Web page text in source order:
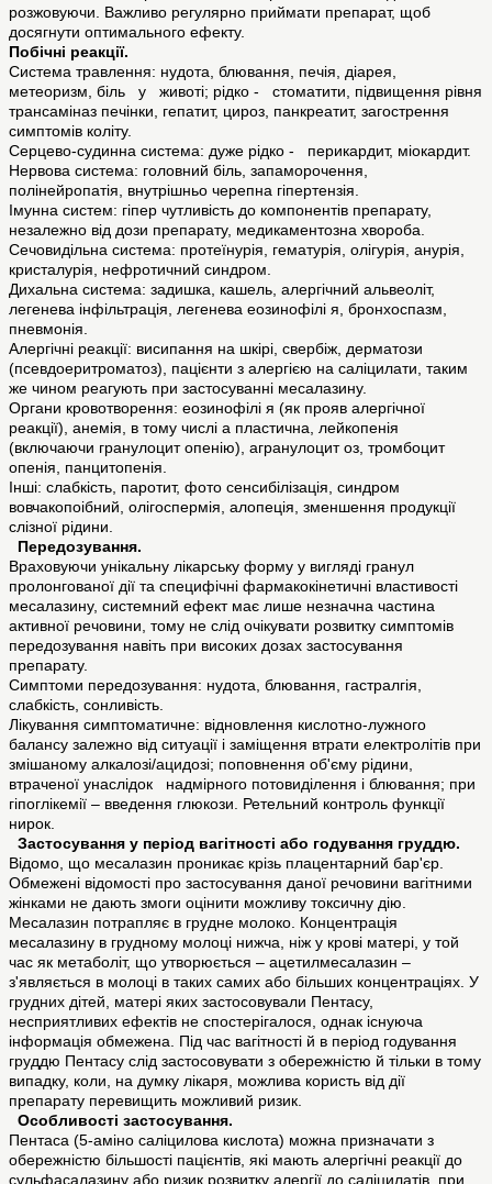
розжовуючи. Важливо регулярно приймати препарат, щоб
досягнути оптимального ефекту.
Побічні реакції.
Система травлення: нудота, блювання, печія, діарея,
метеоризм, біль у животі; рідко - стоматити, підвищення рівня
трансаміназ печінки, гепатит, цироз, панкреатит, загострення
симптомів коліту.
Серцево-судинна система: дуже рідко - перикардит, міокардит.
Нервова система: головний біль, запаморочення,
полінейропатія, внутрішньо черепна гіпертензія.
Імунна систем: гіпер чутливість до компонентів препарату,
незалежно від дози препарату, медикаментозна хвороба.
Сечовидільна система: протеїнурія, гематурія, олігурія, анурія,
кристалурія, нефротичний синдром.
Дихальна система: задишка, кашель, алергічний альвеоліт,
легенева інфільтрація, легенева еозинофілі я, бронхоспазм,
пневмонія.
Алергічні реакції: висипання на шкірі, свербіж, дерматози
(псевдоеритроматоз), пацієнти з алергією на саліцилати, таким
же чином реагують при застосуванні месалазину.
Органи кровотворення: еозинофілі я (як прояв алергічної
реакції), анемія, в тому числі а пластична, лейкопенія
(включаючи гранулоцит опенію), агранулоцит оз, тромбоцит
опенія, панцитопенія.
Інші: слабкість, паротит, фото сенсибілізація, синдром
вовчакопоібний, олігоспермія, алопеція, зменшення продукції
слізної рідини.
Передозування.
Враховуючи унікальну лікарську форму у вигляді гранул
пролонгованої дії та специфічні фармакокінетичні властивості
месалазину, системний ефект має лише незначна частина
активної речовини, тому не слід очікувати розвитку симптомів
передозування навіть при високих дозах застосування
препарату.
Симптоми передозування: нудота, блювання, гастралгія,
слабкість, сонливість.
Лікування симптоматичне: відновлення кислотно-лужного
балансу залежно від ситуації і заміщення втрати електролітів при
змішаному алкалозі/ацидозі; поповнення об'єму рідини,
втраченої унаслідок надмірного потовиділення і блювання; при
гіпоглікемії – введення глюкози. Ретельний контроль функції
нирок.
Застосування у період вагітності або годування груддю.
Відомо, що месалазин проникає крізь плацентарний бар'єр.
Обмежені відомості про застосування даної речовини вагітними
жінками не дають змоги оцінити можливу токсичну дію.
Месалазин потрапляє в грудне молоко. Концентрація
месалазину в грудному молоці нижча, ніж у крові матері, у той
час як метаболіт, що утворюється – ацетилмесалазин –
з'являється в молоці в таких самих або більших концентраціях. У
грудних дітей, матері яких застосовували Пентасу,
несприятливих ефектів не спостерігалося, однак існуюча
інформація обмежена. Під час вагітності й в період годування
груддю Пентаcу слід застосовувати з обережністю й тільки в тому
випадку, коли, на думку лікаря, можлива користь від дії
препарату перевищить можливий ризик.
Особливості застосування.
Пентаcа (5-аміно саліцилова кислота) можна призначати з
обережністю більшості пацієнтів, які мають алергічні реакції до
сульфасалазину або ризик розвитку алергії до саліцилатів, при